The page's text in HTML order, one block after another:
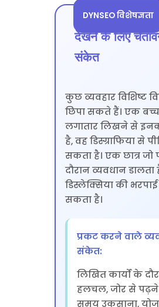
DYNSEO विशेषज्ञता
देखने के लिए
संकेत
कुछ व्यवहार विशिष्ट
छिपा सकते हैं। एक
लगातार लिखने से
है, वह डिस्ग्राफिया से
सकता है। एक छात्र जो
दौरान व्यवधान डालता
डिस्लेक्सिया की
सकता है।
प्रकट करने वाले
संकेत:
लिखित कार्यों के
हलचल, जोर से
समय उकसाना,